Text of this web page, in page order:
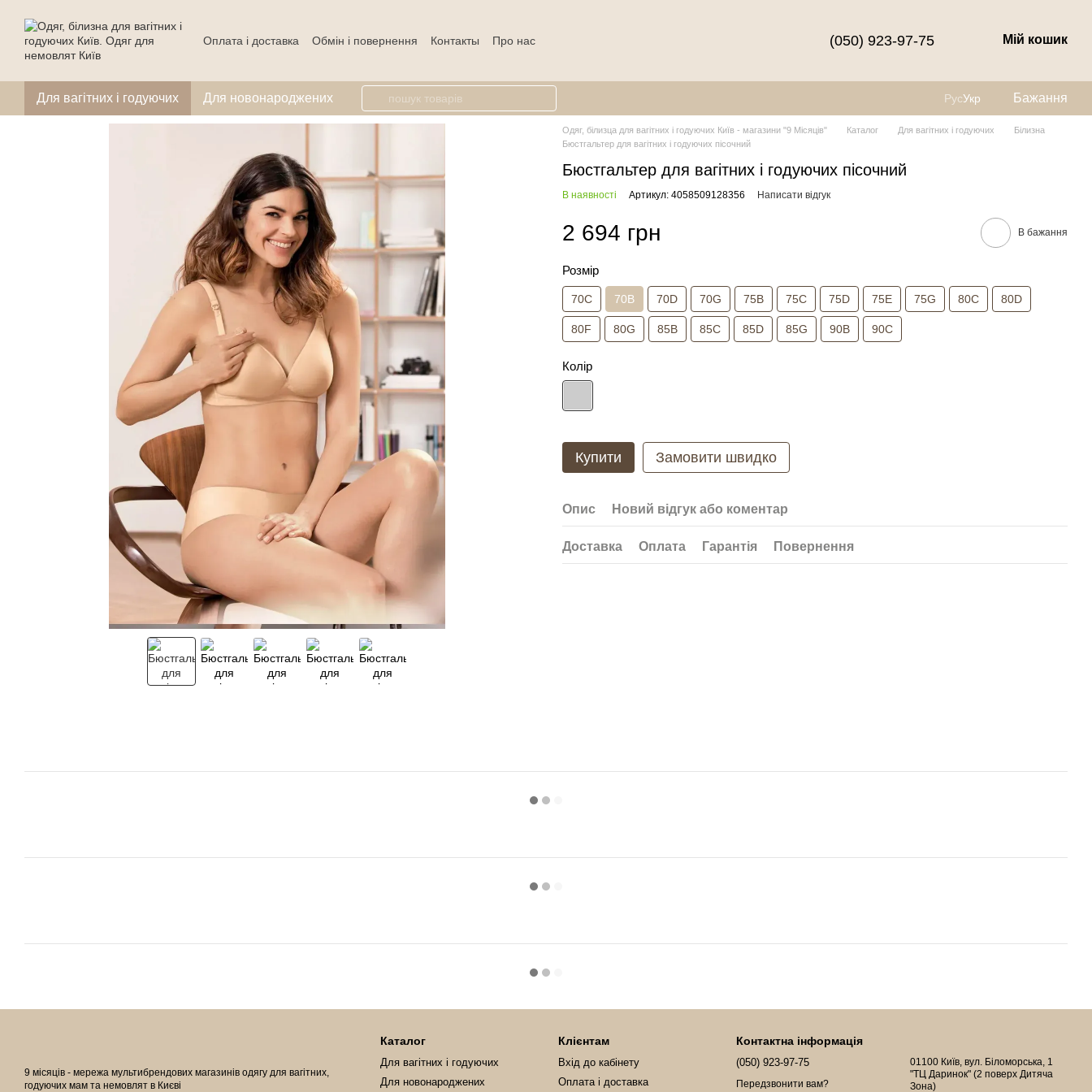
Оплата і доставка Обмін і повернення Контакты Про нас (050) 923-97-75 Мій кошик
Для вагітних і годуючих Для новонароджених РусУкр Бажання
Одяг, білизца для вагітних і годуючих Київ - магазини "9 Місяців" Каталог Для вагітних і годуючих
Білизна
Бюстгальтер для вагітних і годуючих пісочний
Бюстгальтер для вагітних і годуючих пісочний
В наявності Артикул: 4058509128356 Написати відгук
2 694 грн В бажання
Розмір
70C 70B 70D 70G 75B 75C 75D 75E 75G 80C 80D
80F 80G 85B 85C 85D 85G 90B 90C
Колір
Купити Замовити швидко
Опис Новий відгук або коментар
Доставка Оплата Гарантія Повернення
9 місяців - мережа мультибрендових магазинів одягу для вагітних,
годуючих мам та немовлят в Києві
Каталог
Для вагітних і годуючих
Для новонароджених
Клієнтам
Вхід до кабінету
Оплата і доставка
Контактна інформація
(050) 923-97-75
Передзвонити вам?
01100 Київ, вул. Біломорська, 1
"ТЦ Даринок" (2 поверх Дитяча
Зона)